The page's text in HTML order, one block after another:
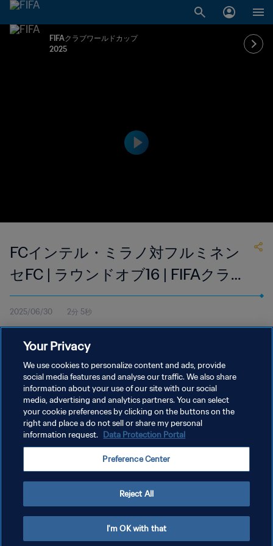
FIFAクラブワールドカップ
2025
FCインテル・ミラノ対フルミネン
セFC | ラウンドオブ16 | FIFAクラブ
ワールドカップUSA 2025 | ハイラ
イト
2025/06/30 2分 5秒
アメリカ・スタジアムで開催された、FCインテル・ミラノ対フル
ミネンセFCの試合のハイライトをご覧ください。
プライバシーポリシー
クッキー設定の管理
Copyright © 1994 - 2026 FIFA. All rights reserved.
Your Privacy
We use cookies to personalize content and ads, provide
social media features and analyse our traffic. We also share
information about your use of our site with our social
media, advertising and analytics partners. You can select
your cookie preferences by clicking on the buttons on the
right and place a do not sell or share my personal
information request. Data Protection Portal
Preference Center
Reject All
I'm OK with that